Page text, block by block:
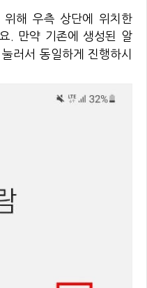
위해 우측 상단에 위치한
. 만약 기존에 생성된 알
러서 동일하게 진행하시